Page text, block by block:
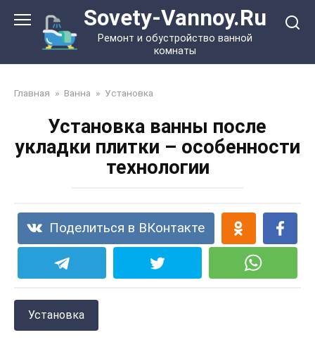
контенту
Sovety-Vannoy.Ru
Ремонт и обустройство ванной
комнаты
Главная » Ванна » Установка
Установка ванны после
укладки плитки – особенности
технологии
Поделиться в ВКонтакте
Установка